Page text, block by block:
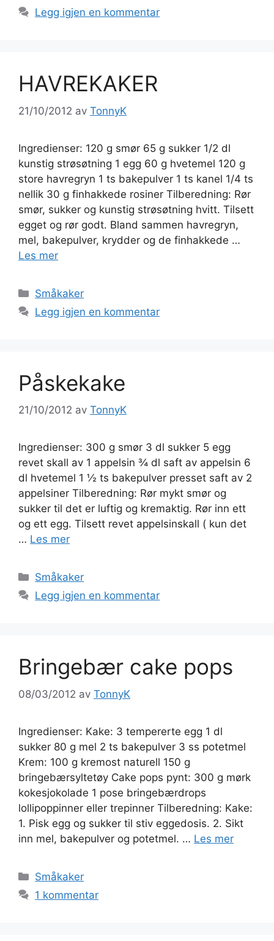
Legg igjen en kommentar
HAVREKAKER
21/10/2012 av TonnyK
Ingredienser: 120 g smør 65 g sukker 1/2 dl
kunstig strøsøtning 1 egg 60 g hvetemel 120 g
store havregryn 1 ts bakepulver 1 ts kanel 1/4 ts
nellik 30 g finhakkede rosiner Tilberedning: Rør
smør, sukker og kunstig strøsøtning hvitt. Tilsett
egget og rør godt. Bland sammen havregryn,
mel, bakepulver, krydder og de finhakkede …
Les mer
Kategorier
Småkaker
Legg igjen en kommentar
Påskekake
21/10/2012 av TonnyK
Ingredienser: 300 g smør 3 dl sukker 5 egg
revet skall av 1 appelsin ¾ dl saft av appelsin 6
dl hvetemel 1 ½ ts bakepulver presset saft av 2
appelsiner Tilberedning: Rør mykt smør og
sukker til det er luftig og kremaktig. Rør inn ett
og ett egg. Tilsett revet appelsinskall ( kun det
… Les mer
Kategorier
Småkaker
Legg igjen en kommentar
Bringebær cake pops
08/03/2012 av TonnyK
Ingredienser: Kake: 3 tempererte egg 1 dl
sukker 80 g mel 2 ts bakepulver 3 ss potetmel
Krem: 100 g kremost naturell 150 g
bringebærsyltetøy Cake pops pynt: 300 g mørk
kokesjokolade 1 pose bringebærdrops
lollipoppinner eller trepinner Tilberedning: Kake:
1. Pisk egg og sukker til stiv eggedosis. 2. Sikt
inn mel, bakepulver og potetmel. … Les mer
Kategorier
Småkaker
1 kommentar